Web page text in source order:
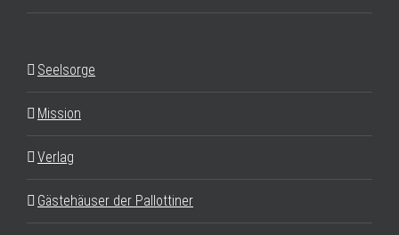
Seelsorge
Mission
Verlag
Gästehäuser der Pallottiner